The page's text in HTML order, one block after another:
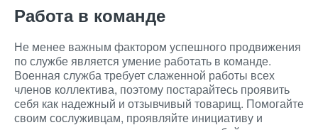
Работа в команде
Не менее важным фактором успешного продвижения
по службе является умение работать в команде.
Военная служба требует слаженной работы всех
членов коллектива, поэтому постарайтесь проявить
себя как надежный и отзывчивый товарищ. Помогайте
своим сослуживцам, проявляйте инициативу и